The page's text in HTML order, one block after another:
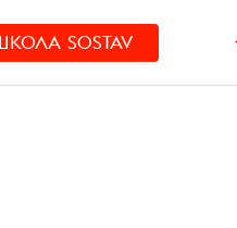
SOSTAV